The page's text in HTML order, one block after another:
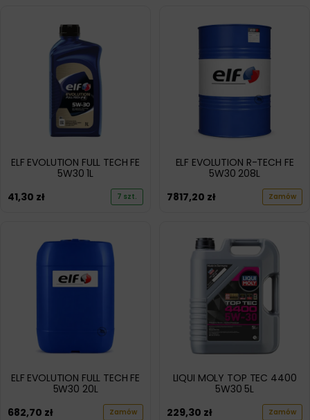
ELF EVOLUTION FULL TECH FE
5W30 1L
41,30 zł 7 szt.
ELF EVOLUTION R-TECH FE
5W30 208L
7817,20 zł Zamów
ELF EVOLUTION FULL TECH FE
5W30 20L
682,70 zł Zamów
LIQUI MOLY TOP TEC 4400
5W30 5L
229,30 zł Zamów